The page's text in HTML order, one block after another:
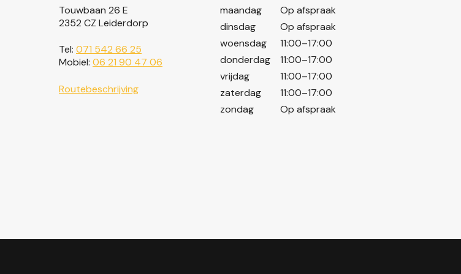
Touwbaan 26 E
2352 CZ Leiderdorp
Tel: 071 542 66 25
Mobiel: 06 21 90 47 06
Routebeschrijving
maandag
Op afspraak
dinsdag
Op afspraak
woensdag
11:00–17:00
donderdag
11:00–17:00
vrijdag
11:00–17:00
zaterdag
11:00–17:00
zondag
Op afspraak